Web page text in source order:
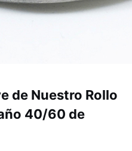
de Nuestro Rollo
40/60 de